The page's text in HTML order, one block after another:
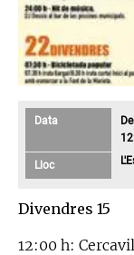
Data
Lloc
Divendres 15
12:00 h: